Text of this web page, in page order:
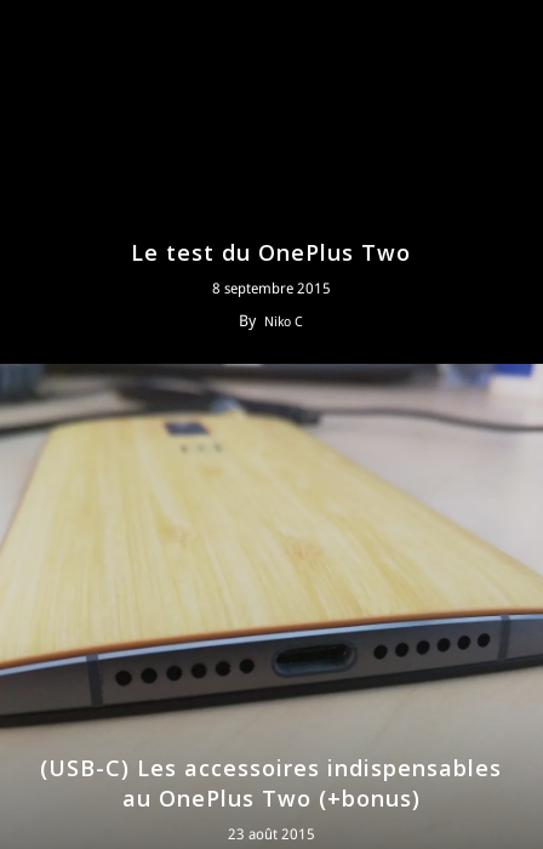
Le test du OnePlus Two
8 septembre 2015
By Niko C
(USB-C) Les accessoires indispensables
au OnePlus Two (+bonus)
23 août 2015